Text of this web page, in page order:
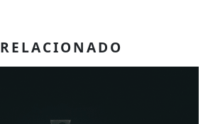
RELACIONADO